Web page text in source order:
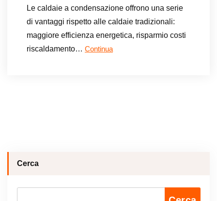
Le caldaie a condensazione offrono una serie
di vantaggi rispetto alle caldaie tradizionali:
maggiore efficienza energetica, risparmio costi
riscaldamento… Continua
Cerca